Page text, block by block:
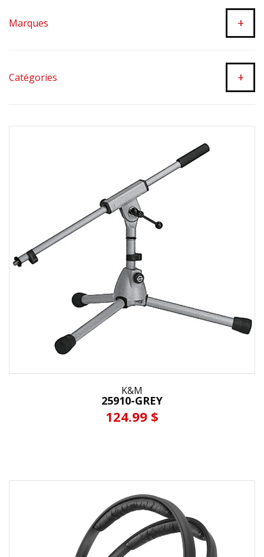
Marques +
Catégories +
K&M
25910-GREY
124.99 $